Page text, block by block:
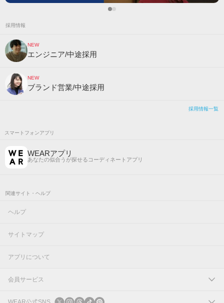
採用情報
NEW
エンジニア/中途採用
NEW
ブランド営業/中途採用
採用情報一覧
スマートフォンアプリ
WEARアプリ
あなたの似合うが探せるコーディネートアプリ
関連サイト・ヘルプ
ヘルプ
サイトマップ
アプリについて
会員サービス
ログイン